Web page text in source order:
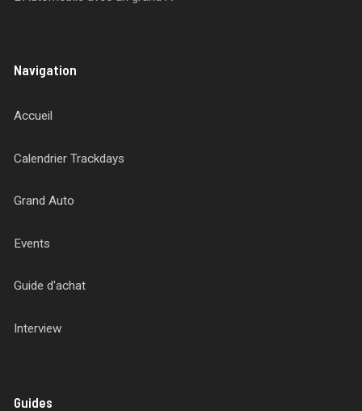
Navigation
Accueil
Calendrier Trackdays
Grand Auto
Events
Guide d'achat
Interview
Guides